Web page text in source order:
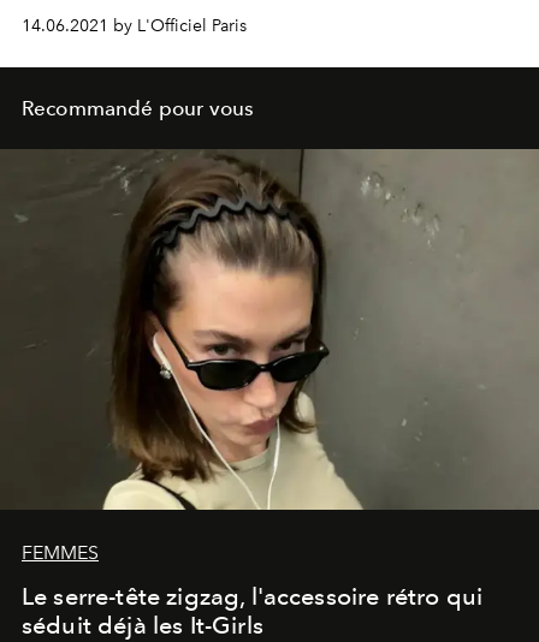
les enfants de 2 à 5 ans.
14.06.2021 by L'Officiel Paris
Recommandé pour vous
FEMMES
Le serre-tête zigzag, l'accessoire rétro qui
séduit déjà les It-Girls